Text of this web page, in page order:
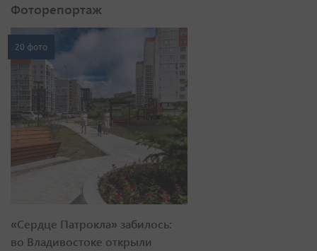
Фоторепортаж
20 фото
«Сердце Патрокла» забилось:
во Владивостоке открыли